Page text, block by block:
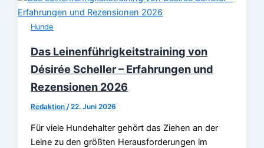
Hunde
Das Leinenführigkeitstraining von
Désirée Scheller – Erfahrungen und
Rezensionen 2026
Redaktion/22. Juni 2026
Für viele Hundehalter gehört das Ziehen an der
Leine zu den größten Herausforderungen im